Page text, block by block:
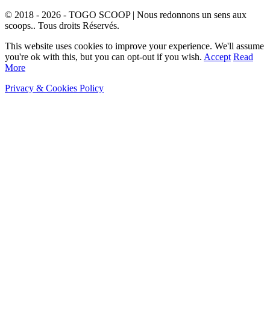
© 2018 - 2026 - TOGO SCOOP | Nous redonnons un sens aux
scoops.. Tous droits Réservés.
This website uses cookies to improve your experience. We'll assume
you're ok with this, but you can opt-out if you wish. Accept Read
More
Privacy & Cookies Policy